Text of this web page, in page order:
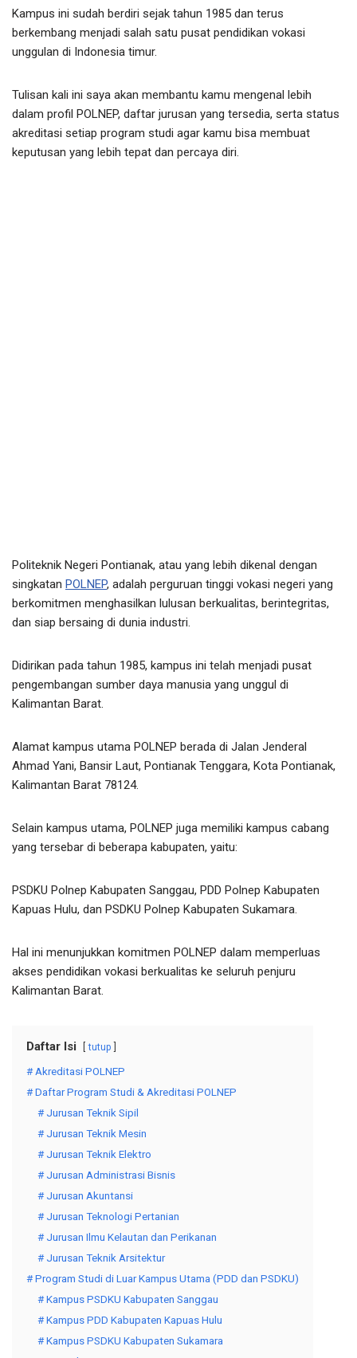
Kampus ini sudah berdiri sejak tahun 1985 dan terus
berkembang menjadi salah satu pusat pendidikan vokasi
unggulan di Indonesia timur.
Tulisan kali ini saya akan membantu kamu mengenal lebih
dalam profil POLNEP, daftar jurusan yang tersedia, serta status
akreditasi setiap program studi agar kamu bisa membuat
keputusan yang lebih tepat dan percaya diri.
Politeknik Negeri Pontianak, atau yang lebih dikenal dengan
singkatan POLNEP, adalah perguruan tinggi vokasi negeri yang
berkomitmen menghasilkan lulusan berkualitas, berintegritas,
dan siap bersaing di dunia industri.
Didirikan pada tahun 1985, kampus ini telah menjadi pusat
pengembangan sumber daya manusia yang unggul di
Kalimantan Barat.
Alamat kampus utama POLNEP berada di Jalan Jenderal
Ahmad Yani, Bansir Laut, Pontianak Tenggara, Kota Pontianak,
Kalimantan Barat 78124.
Selain kampus utama, POLNEP juga memiliki kampus cabang
yang tersebar di beberapa kabupaten, yaitu:
PSDKU Polnep Kabupaten Sanggau, PDD Polnep Kabupaten
Kapuas Hulu, dan PSDKU Polnep Kabupaten Sukamara.
Hal ini menunjukkan komitmen POLNEP dalam memperluas
akses pendidikan vokasi berkualitas ke seluruh penjuru
Kalimantan Barat.
Daftar Isi tutup
# Akreditasi POLNEP
# Daftar Program Studi & Akreditasi POLNEP
# Jurusan Teknik Sipil
# Jurusan Teknik Mesin
# Jurusan Teknik Elektro
# Jurusan Administrasi Bisnis
# Jurusan Akuntansi
# Jurusan Teknologi Pertanian
# Jurusan Ilmu Kelautan dan Perikanan
# Jurusan Teknik Arsitektur
# Program Studi di Luar Kampus Utama (PDD dan PSDKU)
# Kampus PSDKU Kabupaten Sanggau
# Kampus PDD Kabupaten Kapuas Hulu
# Kampus PSDKU Kabupaten Sukamara